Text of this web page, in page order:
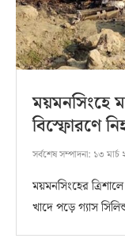
ময়মনসিংহে
বিস্ফোরণে
সর্বশেষ সম্পাদনা: ১৩
ময়মনসিংহের ত্রিশালে
খাদে পড়ে গ্যাস